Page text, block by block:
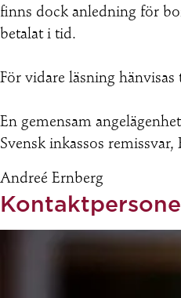
finns dock anledning för
betalat i tid.
För vidare läsning
En gemensam
Svensk inkassos remissvar,
Andreé Ernberg